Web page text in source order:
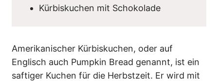
Kürbiskuchen mit Schokolade
Amerikanischer Kürbiskuchen, oder auf
Englisch auch Pumpkin Bread genannt, ist ein
saftiger Kuchen für die Herbstzeit. Er wird mit